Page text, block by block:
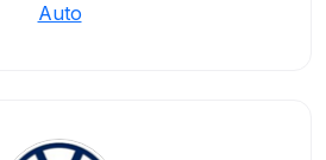
Auto